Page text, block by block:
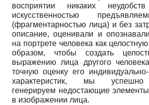
восприятии никаких
искусственностью
(фрагментарностью лица) и без
описание, оценивали и
на портрете человека как
образом, чтобы создать
выражению лица другого
точную оценку его индивидуально-
характеристик, мы успешно
генерируем недостающие
в изображении лица.